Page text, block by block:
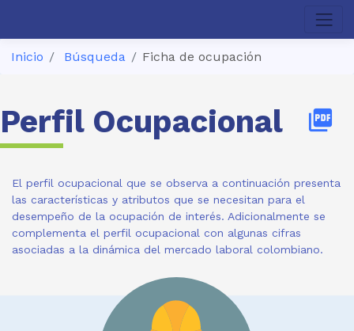
Inicio Búsqueda Ficha de ocupación
Perfil Ocupacional picture_as_pdf
El perfil ocupacional que se observa a continuación presenta
las características y atributos que se necesitan para el
desempeño de la ocupación de interés. Adicionalmente se
complementa el perfil ocupacional con algunas cifras
asociadas a la dinámica del mercado laboral colombiano.